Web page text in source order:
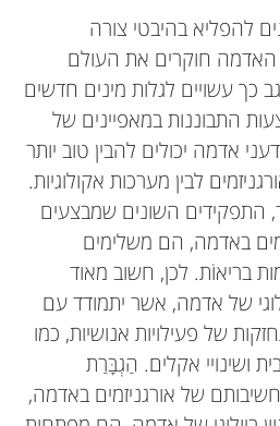
להפליא בהיבטי צורה
האדמה חוקרים את העולם
עשויים לגלות מינים חדשים
התבוננות במאפיינים של
אדמה יכולים להבין טוב יותר
לבין מערכות אקולוגיות.
התפקידים השונים שמבצעים
באדמה, הם משלימים
בריאוֹת. לכן, חשוב מאוד
של אדמה, אשר יתמודד עם
של פעילויות אנושיות, כמו
ושינויי אקלים. הַגְבָּרַת
של אורגניזמים באדמה,